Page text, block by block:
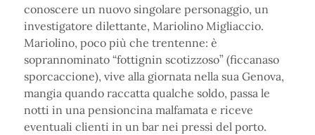
conoscere un nuovo singolare personaggio, un
investigatore dilettante, Mariolino Migliaccio.
Mariolino, poco più che trentenne: è
soprannominato “fottignin scotizzoso” (ficcanaso
sporcaccione), vive alla giornata nella sua Genova,
mangia quando raccatta qualche soldo, passa le
notti in una pensioncina malfamata e riceve
eventuali clienti in un bar nei pressi del porto.